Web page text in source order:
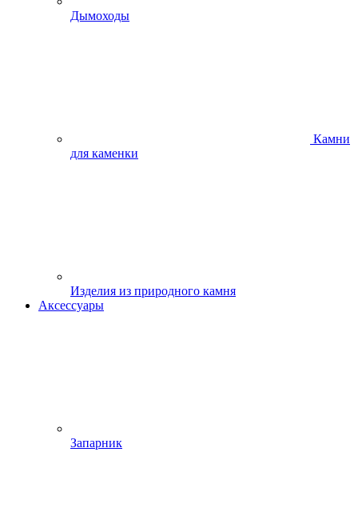
Дымоходы
Камни
для каменки
Изделия из природного камня
Аксессуары
Запарник